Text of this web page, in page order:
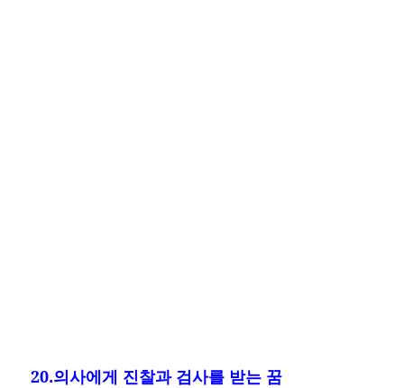
20.의사에게 진찰과 검사를 받는 꿈